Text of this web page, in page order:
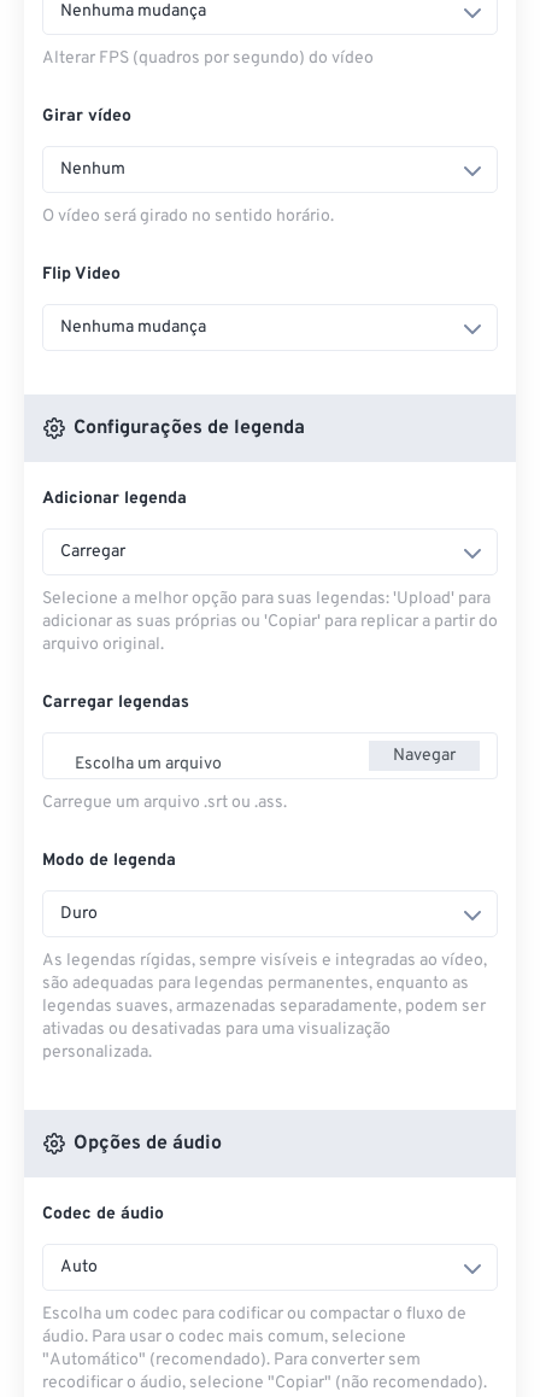
Nenhuma mudança
Alterar FPS (quadros por segundo) do vídeo
Girar vídeo
Nenhum
O vídeo será girado no sentido horário.
Flip Video
Nenhuma mudança
Configurações de legenda
Adicionar legenda
Carregar
Selecione a melhor opção para suas legendas: 'Upload' para
adicionar as suas próprias ou 'Copiar' para replicar a partir do
arquivo original.
Carregar legendas
Escolha um arquivo Navegar
Carregue um arquivo .srt ou .ass.
Modo de legenda
Duro
As legendas rígidas, sempre visíveis e integradas ao vídeo,
são adequadas para legendas permanentes, enquanto as
legendas suaves, armazenadas separadamente, podem ser
ativadas ou desativadas para uma visualização
personalizada.
Opções de áudio
Codec de áudio
Auto
Escolha um codec para codificar ou compactar o fluxo de
áudio. Para usar o codec mais comum, selecione
"Automático" (recomendado). Para converter sem
recodificar o áudio, selecione "Copiar" (não recomendado).